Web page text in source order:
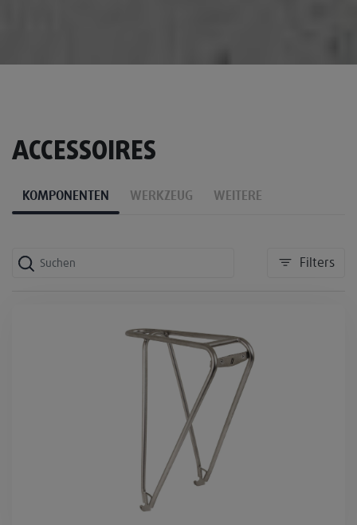
ACCESSOIRES
KOMPONENTEN WERKZEUG WEITERE
Filters